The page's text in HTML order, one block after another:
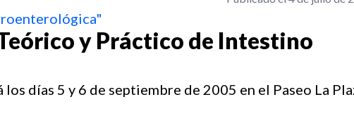
y Práctico de Intestino
días 5 y 6 de septiembre de 2005 en el Paseo La